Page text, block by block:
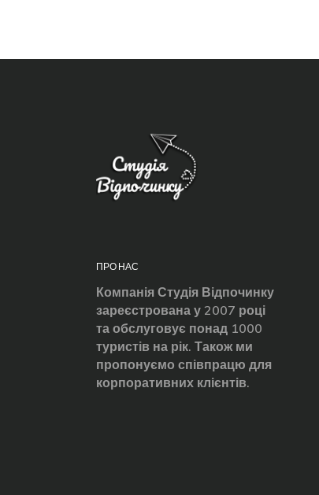
ПРО НАС
Компанія Студія Відпочинку
зареєстрована у 2007 році
та обслуговує понад 1000
туристів на рік. Також ми
пропонуємо співпрацю для
корпоративних клієнтів.